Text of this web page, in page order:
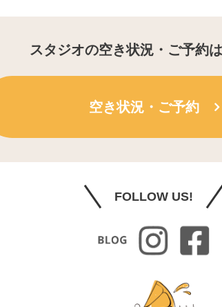
スタジオの空き状況・ご予約
空き状況・ご予約
FOLLOW US!